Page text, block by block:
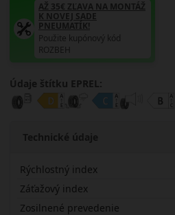
AŽ 35€ ZĽAVA NA MONTÁŽ
K NOVEJ SADE
PNEUMATÍK!
Použite kupónový kód
ROZBEH
Údaje štítku EPREL:
Technické údaje
Rýchlostný index
Záťažový index
Zosilnené prevedenie